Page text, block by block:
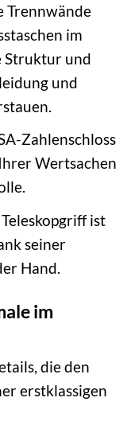
Trennwände
im
Struktur und
und
Zahlenschloss
Wertsachen
ist
seiner
Hand.
im
die den
erstklassigen